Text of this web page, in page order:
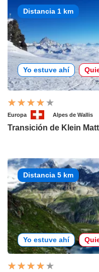
Distancia 1 km
Yo estuve ahí
Europa Alpes de Wallis
Transición de Klein
Distancia 5 km
Yo estuve ahí